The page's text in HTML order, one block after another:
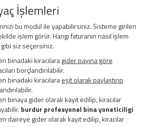
İşlemleri
bu modül ile yapabilirsiniz. Sisteme girilen
işlem görür. Hangi faturanın nasıl işlem
siz seçersiniz.
binadaki kiracılaragider payına göre
borçlandırılabilir.
binadaki kiracılaraeşit olarak paylaştırıp
binaya gider olarak kayıt edilip, kiracılar
burdur profesyonel bina yoneticiligi
daireye gider olarak kayıt edilip, kiracılar